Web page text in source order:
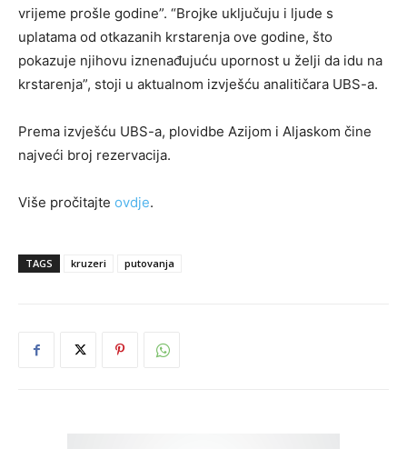
vrijeme prošle godine”. “Brojke uključuju i ljude s
uplatama od otkazanih krstarenja ove godine, što
pokazuje njihovu iznenađujuću upornost u želji da idu na
krstarenja”, stoji u aktualnom izvješću analitičara UBS-a.
Prema izvješću UBS-a, plovidbe Azijom i Aljaskom čine
najveći broj rezervacija.
Više pročitajte ovdje.
TAGS kruzeri putovanja